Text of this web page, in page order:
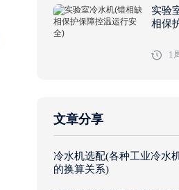
实验
相保
1
文章分享
冷水机选配(各种工业冷水
的换算关系)